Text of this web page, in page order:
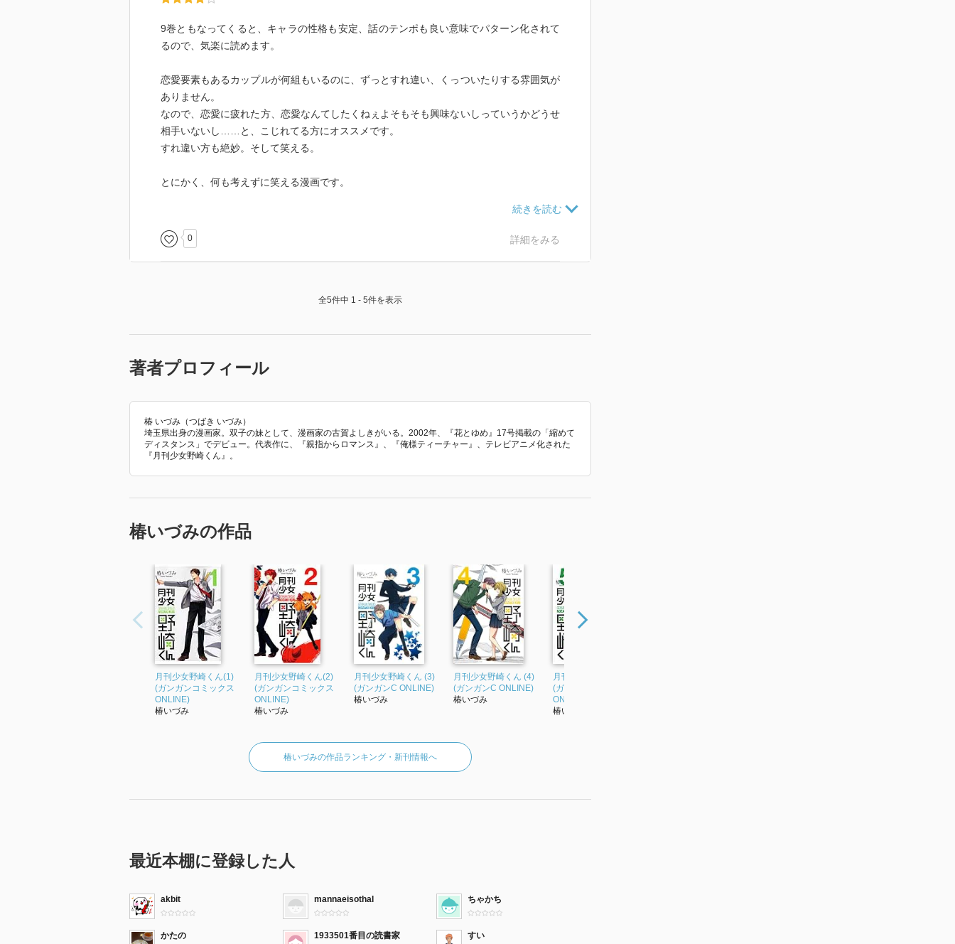
9巻ともなってくると、キャラの性格も安定、話のテンポも良い意味でパターン化されて
るので、気楽に読めます。
恋愛要素もあるカップルが何組もいるのに、ずっとすれ違い、くっついたりする雰囲気が
ありません。
なので、恋愛に疲れた方、恋愛なんてしたくねぇよそもそも興味ないしっていうかどうせ
相手いないし……と、こじれてる方にオススメです。
すれ違い方も絶妙。そして笑える。
とにかく、何も考えずに笑える漫画です。
0 詳細をみる
全5件中 1 - 5件を表示
著者プロフィール
椿 いづみ（つばき いづみ）
埼玉県出身の漫画家。双子の妹として、漫画家の古賀よしきがいる。2002年、『花とゆめ』17号掲載の「縮めて
ディスタンス」でデビュー。代表作に、『親指からロマンス』、『俺様ティーチャー』、テレビアニメ化された
『月刊少女野崎くん』。
椿いづみの作品
月刊少女野崎くん(1)
(ガンガンコミックス
ONLINE)
椿いづみ
月刊少女野崎くん(2)
(ガンガンコミックス
ONLINE)
椿いづみ
月刊少女野崎くん (3)
(ガンガンC ONLINE)
椿いづみ
月刊少女野崎くん (4)
(ガンガンC ONLINE)
椿いづみ
月刊少女野崎くん(5)
(ガンガンコミックス
ONLINE)
椿いづみ
椿いづみの作品ランキング・新刊情報へ
最近本棚に登録した人
akbit mannaeisothal ちゃかち
かたの 1933501番目の読書家 すい